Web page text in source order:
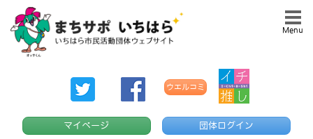
マイページ 団体ログイン
ウエルコミ
Menu